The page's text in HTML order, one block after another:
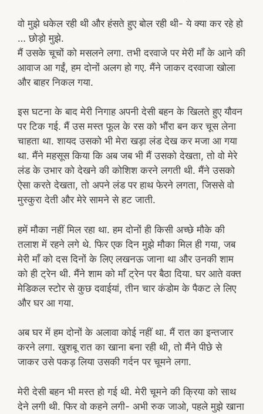
वो मुझे धकेल रही थी और हंसते हुए बोल रही थी- ये क्या कर रहे हो
… छोड़ो मुझे.
मैं उसके चूचों को मसलने लगा. तभी दरवाजे पर मेरी माँ के आने की
आवाज आ गईं, हम दोनों अलग हो गए. मैंने जाकर दरवाजा खोला
और बाहर निकल गया.
इस घटना के बाद मेरी निगाह अपनी देसी बहन के खिलते हुए यौवन
पर टिक गई. मैं उस मस्त फूल के रस को भौंरा बन कर चूस लेना
चाहता था. शायद उसको भी मेरा खड़ा लंड देख कर मजा आ गया
था. मैंने महसूस किया कि अब जब भी मैं उसको देखता, तो वो मेरे
लंड के उभार को देखने की कोशिश करने लगती थी. मैंने उसको
ऐसा करते देखता, तो अपने लंड पर हाथ फेरने लगता, जिससे वो
मुस्कुरा देती और मेरे सामने से हट जाती.
हमें मौका नहीं मिल रहा था. हम दोनों ही किसी अच्छे मौके की
तलाश में रहने लगे थे. फिर एक दिन मुझे मौका मिल ही गया, जब
मेरी माँ को दस दिनों के लिए लखनऊ जाना था और उनकी शाम
को ही ट्रेन थी. मैंने शाम को माँ ट्रेन पर बैठा दिया. घर आते वक्त
मेडिकल स्टोर से कुछ दवाईयां, तीन चार कंडोम के पैकट ले लिए
और घर आ गया.
अब घर में हम दोनों के अलावा कोई नहीं था. मैं रात का इन्तजार
करने लगा. खुशबू रात का खाना बना रही थी, तो मैंने पीछे से
जाकर उसे पकड़ लिया उसकी गर्दन पर चूमने लगा.
मेरी देसी बहन भी मस्त हो गई थी. मेरी चूमने की क्रिया को साथ
देने लगी थी. फिर वो कहने लगी- अभी रुक जाओ, पहले मुझे खाना